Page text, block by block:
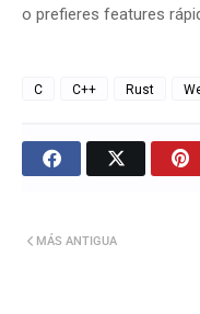
o prefieres features
C C++ Rust
MÁS ANTIGUA